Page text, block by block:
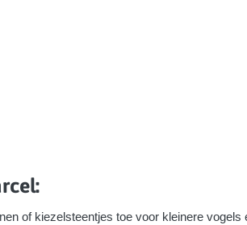
of kiezelsteentjes toe voor kleinere vogels